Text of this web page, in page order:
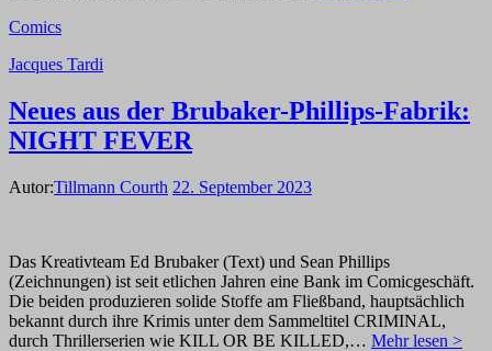
Comics
Jacques Tardi
Neues aus der Brubaker-Phillips-Fabrik:
NIGHT FEVER
Autor:Tillmann Courth 22. September 2023
Das Kreativteam Ed Brubaker (Text) und Sean Phillips
(Zeichnungen) ist seit etlichen Jahren eine Bank im Comicgeschäft.
Die beiden produzieren solide Stoffe am Fließband, hauptsächlich
bekannt durch ihre Krimis unter dem Sammeltitel CRIMINAL,
durch Thrillerserien wie KILL OR BE KILLED,… Mehr lesen >